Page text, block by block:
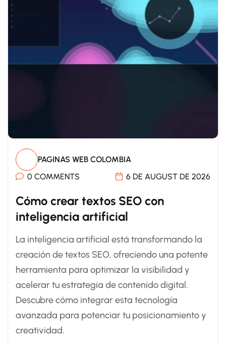
PAGINAS WEB COLOMBIA
0 COMMENTS
6 DE AUGUST DE 2026
Cómo crear textos SEO con
inteligencia artificial
La inteligencia artificial está transformando la
creación de textos SEO, ofreciendo una potente
herramienta para optimizar la visibilidad y
acelerar tu estrategia de contenido digital.
Descubre cómo integrar esta tecnología
avanzada para potenciar tu posicionamiento y
creatividad.